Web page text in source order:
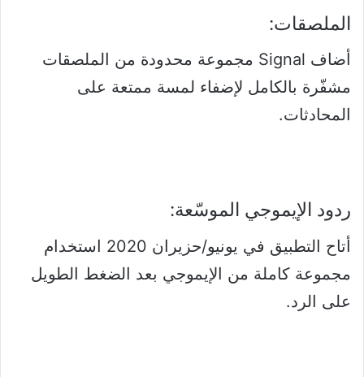
الملصقات:
أضاف Signal مجموعة محدودة من الملصقات
مشفّرة بالكامل لإضفاء لمسة ممتعة على
المحادثات.
ردود الإيموجي الموسّعة:
أتاح التطبيق في يونيو/حزيران 2020 استخدام
مجموعة كاملة من الإيموجي بعد الضغط الطويل
على الرد.